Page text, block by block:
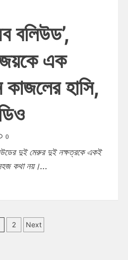
বলিউড’,
এক
হাসি,
0
দুই মেরুর দুই নক্ষত্রকে একই
কথা নয়।...
2 Next